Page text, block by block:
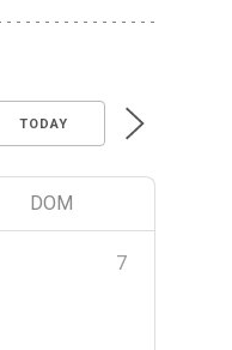
TODAY
DOM
7